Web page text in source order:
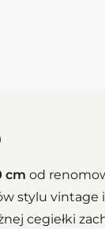
cm od
stylu vintage
cegiełki